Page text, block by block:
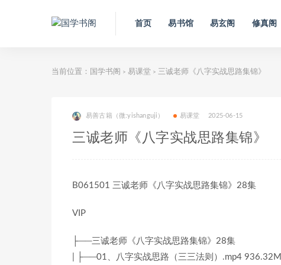
首页 易书馆 易玄阁 修真阁
当前位置： 国学书阁 > 易课堂 > 三诚老师《八字实战思路集锦》
易善古籍（微:yishanguji） 易课堂 2025-06-15
三诚老师《八字实战思路集锦》
B061501 三诚老师《八字实战思路集锦》28集
VIP
├──三诚老师《八字实战思路集锦》28集
| ├──01、八字实战思路（三三法则）.mp4 936.32M